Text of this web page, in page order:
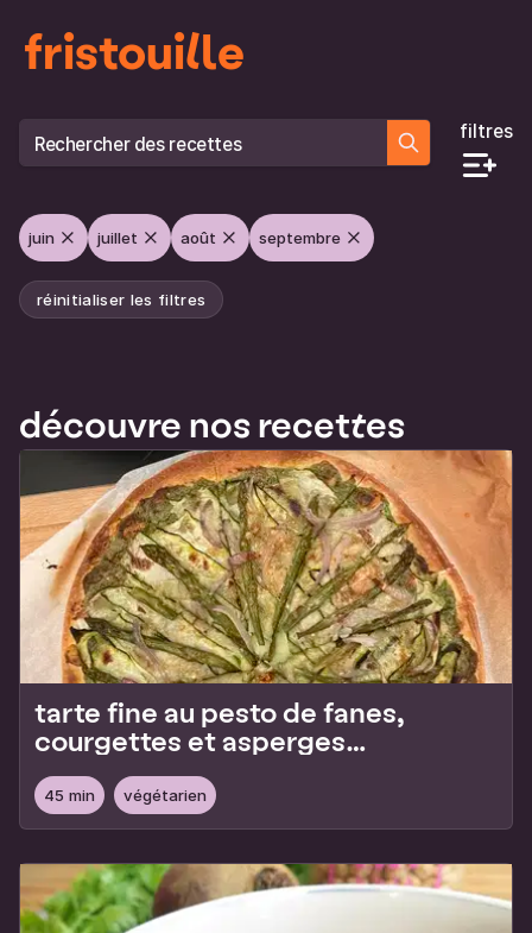
fristouille
Rechercher des recettes filtres
juin juillet août septembre
réinitialiser les filtres
découvre nos recettes
Liste des recettes qui correspondent à ta recherche
tarte fine au pesto de fanes,
courgettes et asperges
vertes
45 min végétarien